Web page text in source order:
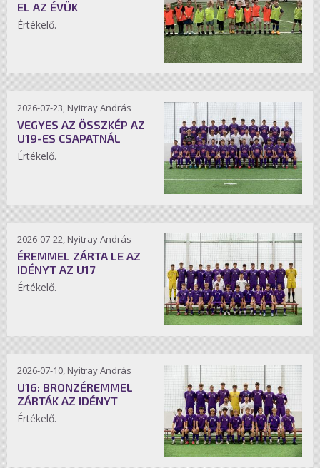
EL AZ ÉVÜK
Értékelő.
2026-07-23, Nyitray András
VEGYES AZ ÖSSZKÉP AZ
U19-ES CSAPATNÁL
Értékelő.
2026-07-22, Nyitray András
ÉREMMEL ZÁRTA LE AZ
IDÉNYT AZ U17
Értékelő.
2026-07-10, Nyitray András
U16: BRONZÉREMMEL
ZÁRTÁK AZ IDÉNYT
Értékelő.